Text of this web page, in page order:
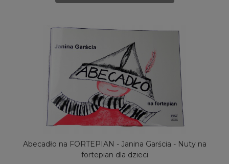
Abecadło na FORTEPIAN - Janina Garścia - Nuty na
fortepian dla dzieci